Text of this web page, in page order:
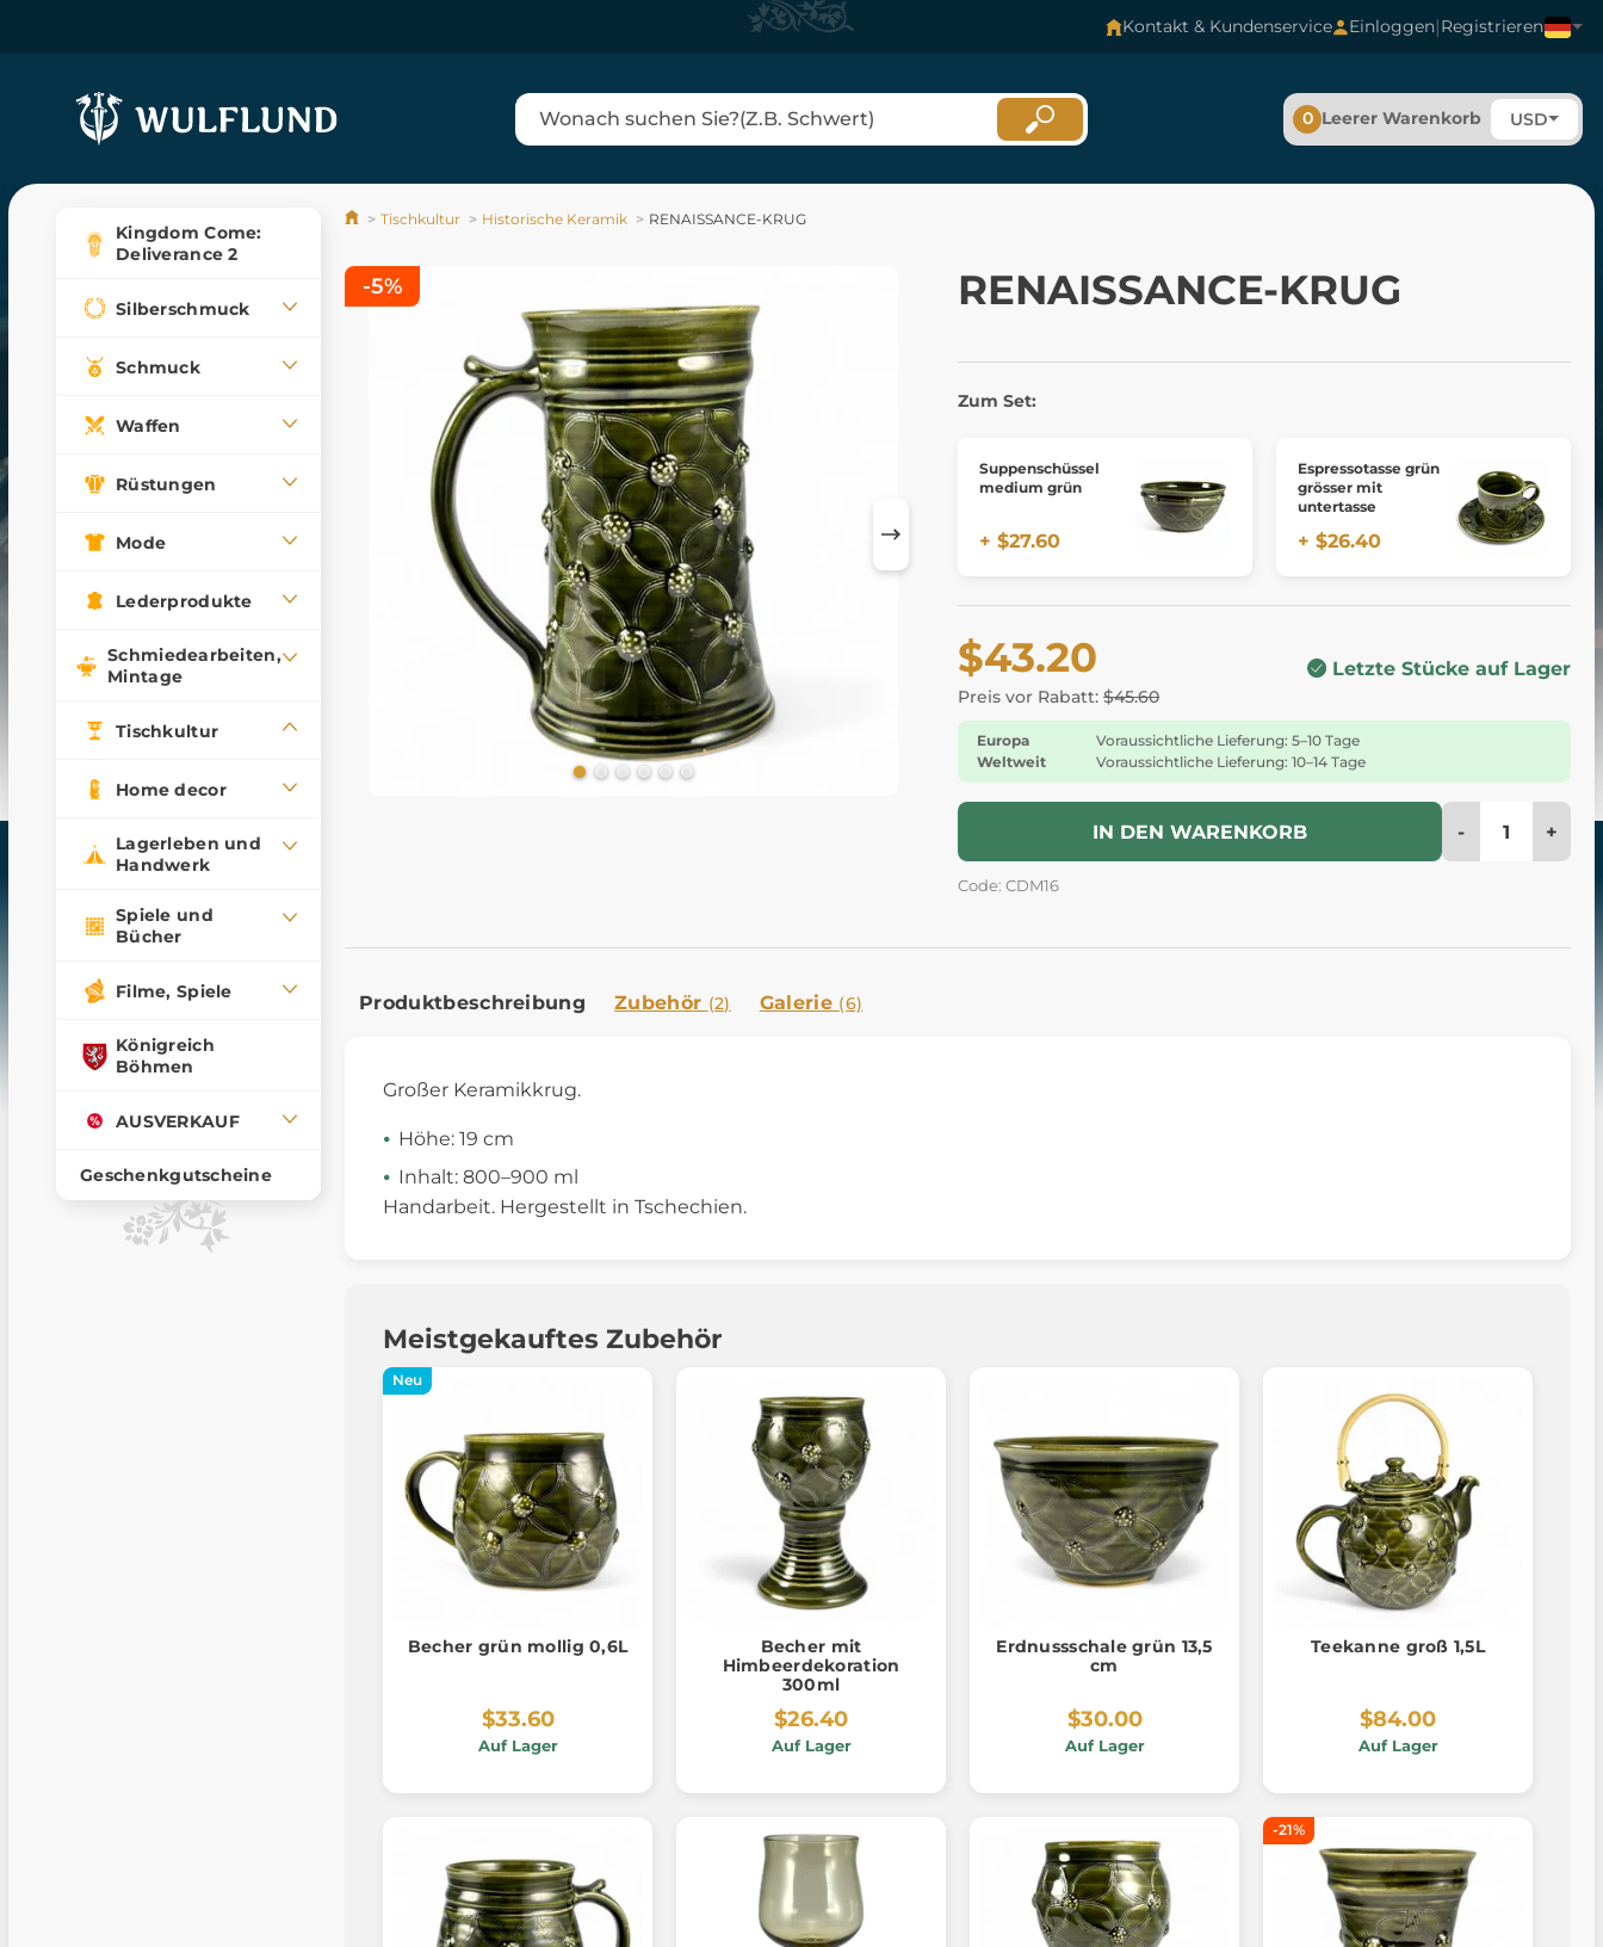
Kontakt & Kundenservice Einloggen|Registrieren
0 Leerer Warenkorb USD
Kingdom Come:
Deliverance 2
Silberschmuck
Schmuck
Waffen
Rüstungen
Mode
Lederprodukte
Schmiedearbeiten,
Mintage
Tischkultur
Home decor
Lagerleben und
Handwerk
Spiele und
Bücher
Filme, Spiele
Königreich
Böhmen
AUSVERKAUF
Geschenkgutscheine
Tischkultur Historische Keramik RENAISSANCE-KRUG
RENAISSANCE-KRUG
Zum Set:
Suppenschüssel
medium grün
+ $27.60
Espressotasse grün
grösser mit
untertasse
+ $26.40
$43.20
Preis vor Rabatt: $45.60
Letzte Stücke auf Lager
Europa
Voraussichtliche Lieferung: 5–10 Tage
Weltweit
Voraussichtliche Lieferung: 10–14 Tage
IN DEN WARENKORB - +
Code: CDM16
-5%
Produktbeschreibung Zubehör (2) Galerie (6)
Großer Keramikkrug.
Höhe: 19 cm
Inhalt: 800–900 ml
Handarbeit. Hergestellt in Tschechien.
Meistgekauftes Zubehör
Neu
Becher grün mollig 0,6L
$33.60
Auf Lager
Becher mit
Himbeerdekoration
300ml
$26.40
Auf Lager
Erdnussschale grün 13,5
cm
$30.00
Auf Lager
Teekanne groß 1,5L
$84.00
Auf Lager
-21%